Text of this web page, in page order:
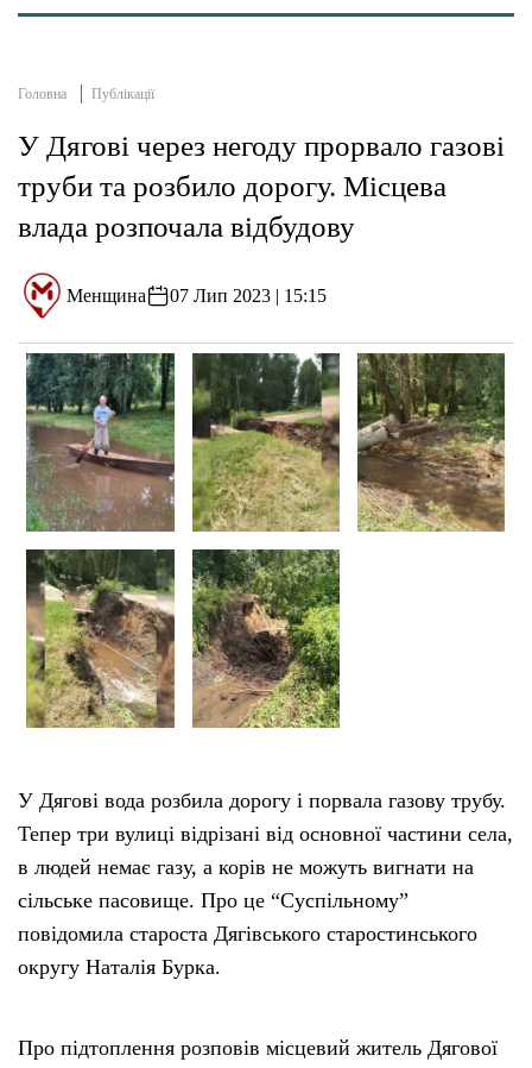
Головна Публікації
У Дягові через негоду прорвало газові
труби та розбило дорогу. Місцева
влада розпочала відбудову
Менщина 07 Лип 2023 | 15:15
У Дягові вода розбила дорогу і порвала газову трубу.
Тепер три вулиці відрізані від основної частини села,
в людей немає газу, а корів не можуть вигнати на
сільське пасовище. Про це “Суспільному”
повідомила староста Дягівського старостинського
округу Наталія Бурка.
Про підтоплення розповів місцевий житель Дягової